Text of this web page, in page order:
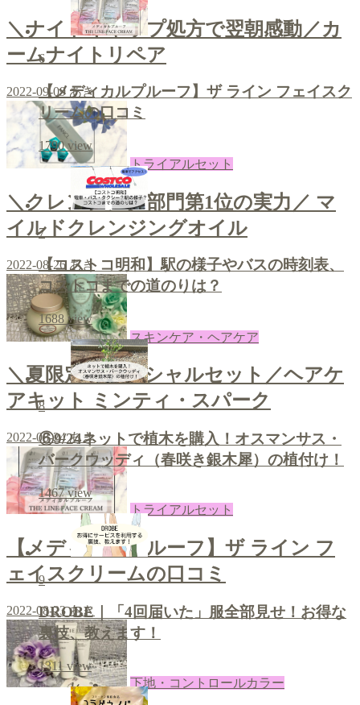
＼ナイトキャップ処方で翌朝感動／カ
ームナイトリペア
2022-09-09 あき
トライアルセット
＼クレンジング部門第1位の実力／ マ
イルドクレンジングオイル
2022-08-26 あき
スキンケア・ヘアケア
＼夏限定のスペシャルセット／ヘアケ
アキット ミンティ・スパーク
2022-08-24 あき
トライアルセット
【メディカルプルーフ】ザ ライン フ
ェイスクリームの口コミ
2022-08-23 あき
下地・コントロールカラー
6
【メディカルプルーフ】ザ ライン フェイスク
リームの口コミ
1790view
7
【コストコ明和】駅の様子やバスの時刻表、
コストコまでの道のりは？
1688view
8
⑥9/24ネットで植木を購入！オスマンサス・
バークウッディ（春咲き銀木犀）の植付け！
1467view
9
DROBE｜「4回届いた」服全部見せ！お得な
裏技、教えます！
1311view